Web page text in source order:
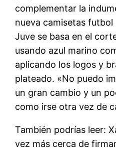
complementar la
nueva camisetas
Juve se basa en el
usando azul marino
aplicando los logos y
plateado. «No puedo
un gran cambio y un
como irse otra vez de
También podrías leer:
vez más cerca de